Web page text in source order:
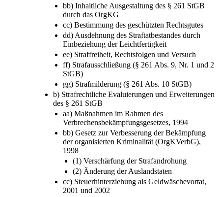
bb) Inhaltliche Ausgestaltung des § 261 StGB
durch das OrgKG
cc) Bestimmung des geschützten Rechtsgutes
dd) Ausdehnung des Straftatbestandes durch
Einbeziehung der Leichtfertigkeit
ee) Straffreiheit, Rechtsfolgen und Versuch
ff) Strafausschließung (§ 261 Abs. 9, Nr. 1 und 2
StGB)
gg) Strafmilderung (§ 261 Abs. 10 StGB)
b) Strafrechtliche Evaluierungen und Erweiterungen
des § 261 StGB
aa) Maßnahmen im Rahmen des
Verbrechensbekämpfungsgesetzes, 1994
bb) Gesetz zur Verbesserung der Bekämpfung
der organisierten Kriminalität (OrgKVerbG),
1998
(1) Verschärfung der Strafandrohung
(2) Änderung der Auslandstaten
cc) Steuerhinterziehung als Geldwäschevortat,
2001 und 2002